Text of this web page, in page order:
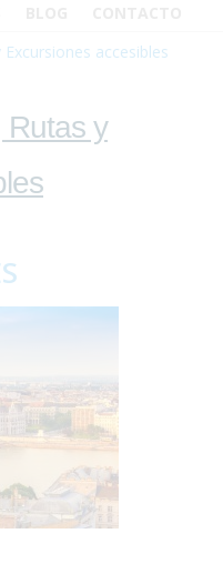
accesibles
Rutas y